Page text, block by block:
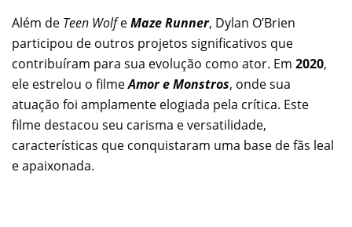
Além de Teen WolfeMaze Runner, Dylan O’Brien
participou de outros projetos significativos que
contribuíram para sua evolução como ator. Em 2020,
ele estrelou o filmeAmor e Monstros, onde sua
atuação foi amplamente elogiada pela crítica. Este
filme destacou seu carisma e versatilidade,
características que conquistaram uma base de fãs leal
e apaixonada.